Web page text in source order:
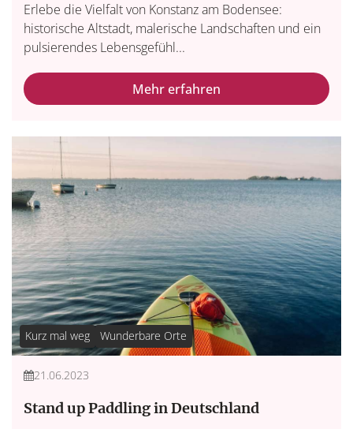
Erlebe die Vielfalt von Konstanz am Bodensee:
historische Altstadt, malerische Landschaften und ein
pulsierendes Lebensgefühl...
Mehr erfahren
Kurz mal weg Wunderbare Orte
21.06.2023
Stand up Paddling in Deutschland